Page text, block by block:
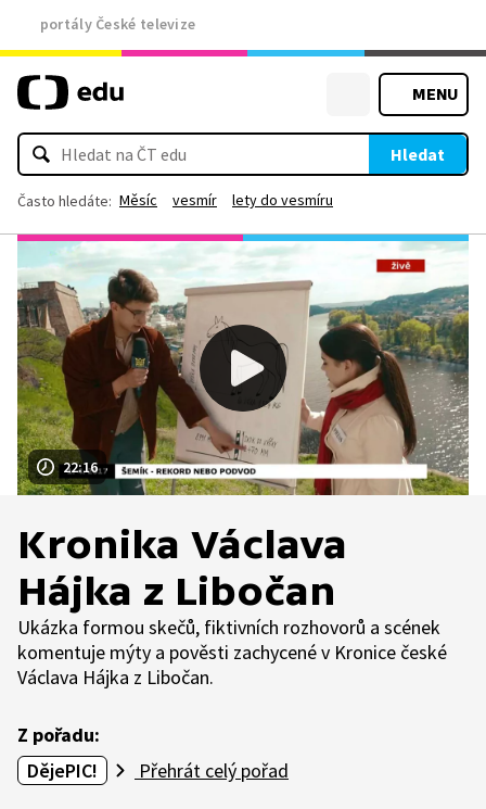
portály České televize
MENU
Hledat
Často hledáte: Měsíc vesmír lety do vesmíru
22:16
Kronika Václava
Hájka z Libočan
Ukázka formou skečů, fiktivních rozhovorů a scének
komentuje mýty a pověsti zachycené v Kronice české
Václava Hájka z Libočan.
Z pořadu:
DějePIC!
Přehrát celý pořad